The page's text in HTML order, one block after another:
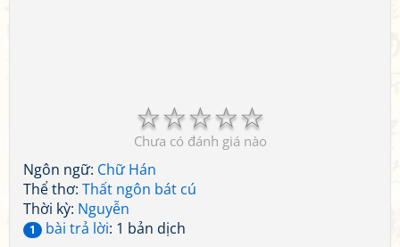
☆
☆
☆
☆
☆
Chưa có đánh giá nào
Ngôn ngữ: Chữ Hán
Thể thơ: Thất ngôn bát cú
Thời kỳ: Nguyễn
1 bài trả lời: 1 bản dịch